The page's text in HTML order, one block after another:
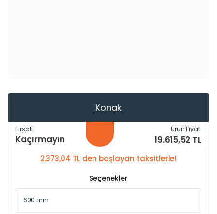
Konak
Fırsatı
Kaçırmayın
Ürün Fiyatı
19.615,52 TL
2.373,04 TL den başlayan taksitlerle!
Seçenekler